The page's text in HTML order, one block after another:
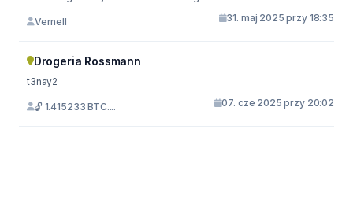
Vernell 31. maj 2025 przy 18:35
Drogeria Rossmann
t3nay2
🔓 1.415233 BTC.... 07. cze 2025 przy 20:02